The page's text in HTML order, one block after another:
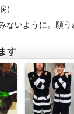
）
ないように。願う
す